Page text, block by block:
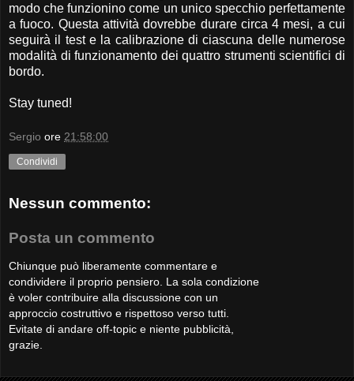
modo che funzionino come un unico specchio perfettamente
a fuoco. Questa attività dovrebbe durare circa 4 mesi, a cui
seguirà il test e la calibrazione di ciascuna delle numerose
modalità di funzionamento dei quattro strumenti scientifici di
bordo.
Stay tuned!
Sergio ore 21:58:00
Condividi
Nessun commento:
Posta un commento
Chiunque può liberamente commentare e
condividere il proprio pensiero. La sola condizione
è voler contribuire alla discussione con un
approccio costruttivo e rispettoso verso tutti.
Evitate di andare off-topic e niente pubblicità,
grazie.